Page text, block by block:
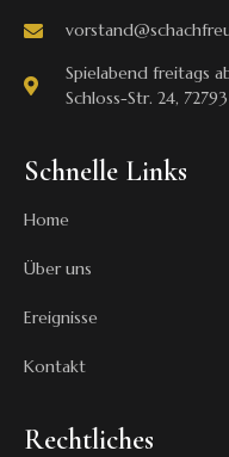
Spielabend freitags
Schloss-Str. 24,
Schnelle Links
Home
Über uns
Ereignisse
Kontakt
Rechtliches